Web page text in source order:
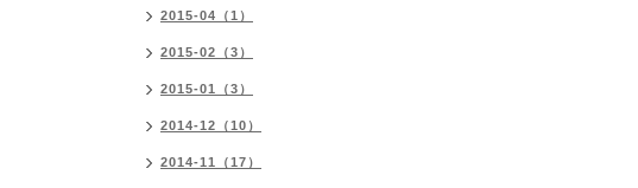
2015-04（1）
2015-02（3）
2015-01（3）
2014-12（10）
2014-11（17）